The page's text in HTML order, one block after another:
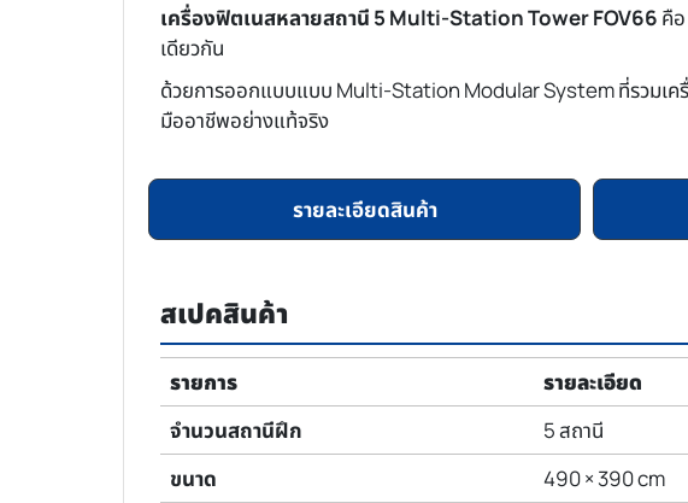
เครื่องฟิตเนสหลายสถานี 5 Multi-Station Tower FOV66 คื
เดียวกัน
ด้วยการออกแบบแบบ Multi-Station Modular System ที่รวมเค
มืออาชีพอย่างแท้จริง
รายละเอียดสินค้า
สเปคสินค้า
รายการ
รายละเอียด
จำนวนสถานีฝึก
5 สถานี
ขนาด
490 × 390 cm